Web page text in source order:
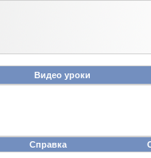
Видео уроки
Справка